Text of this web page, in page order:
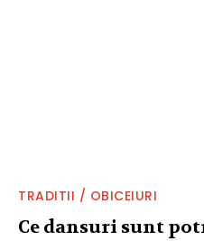
TRADITII / OBICEIURI
Ce dansuri sunt